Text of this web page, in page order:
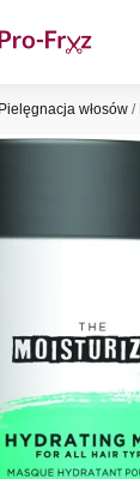
Pielęgnacja włosów /